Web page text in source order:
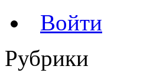
Войти
Рубрики